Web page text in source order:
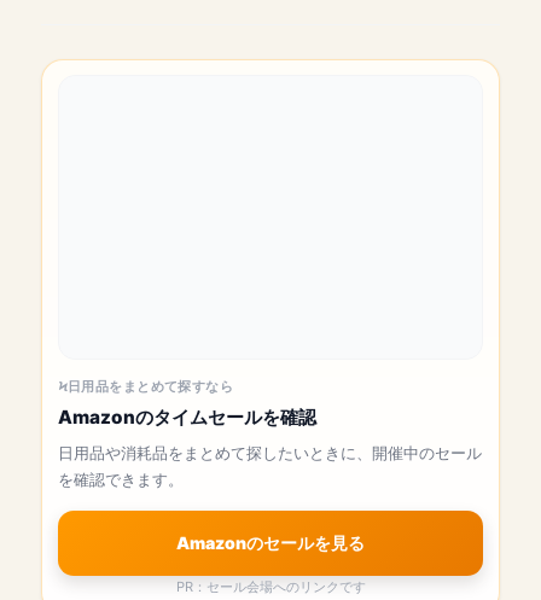
日用品をまとめて探すなら
Amazonのタイムセールを確認
日用品や消耗品をまとめて探したいときに、開催中のセール
を確認できます。
Amazonのセールを見る
PR：セール会場へのリンクです